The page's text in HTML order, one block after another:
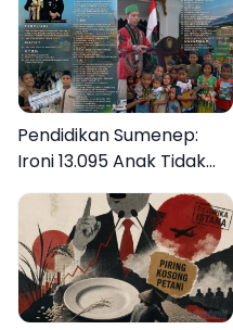
Pendidikan Sumenep:
Ironi 13.095 Anak Tidak
Sekolah Menyaksikan
Semarak Festival
Kalender Event 2026